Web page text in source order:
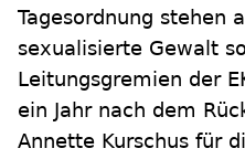
Tagesordnung stehen
sexualisierte Gewalt
Leitungsgremien der
ein Jahr nach dem
Annette Kurschus für